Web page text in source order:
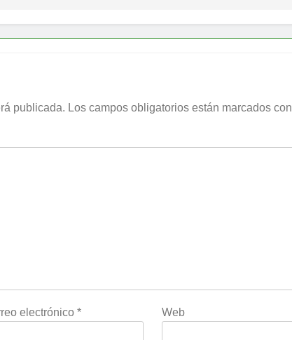
publicada. Los campos obligatorios están marcados con
electrónico * Web